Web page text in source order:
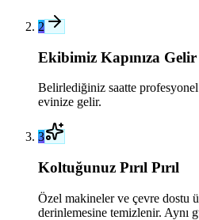
2
Ekibimiz Kapınıza Gelir
Belirlediğiniz saatte
evinize gelir.
3
Koltuğunuz Pırıl Pırıl
Özel makineler ve çevre dostu
derinlemesine temizlenir. Aynı